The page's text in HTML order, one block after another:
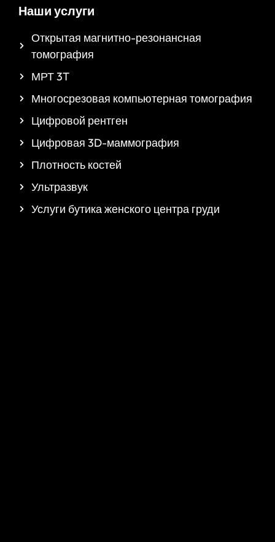
Наши услуги
Открытая магнитно-резонансная
томография
МРТ 3T
Многосрезовая компьютерная томография
Цифровой рентген
Цифровая 3D-маммография
Плотность костей
Ультразвук
Услуги бутика женского центра груди